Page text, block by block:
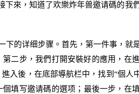
下來，知道了欢樂炸年兽邀请碼的我
下的详细步骤。首先，第一件事，就
第二步，我們打開安裝好的應用，在
入後，在底部導航栏中，找到“個人
填写邀请碼的選项；最後一步，在